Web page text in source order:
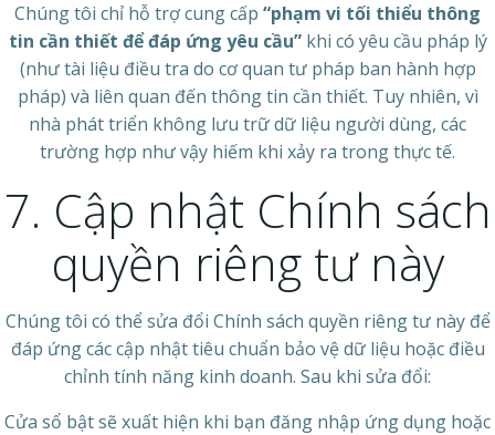
Chúng tôi chỉ hỗ trợ cung cấp “phạm vi tối thiểu thông
tin cần thiết để đáp ứng yêu cầu”khi có yêu cầu pháp lý
(như tài liệu điều tra do cơ quan tư pháp ban hành hợp
pháp) và liên quan đến thông tin cần thiết. Tuy nhiên, vì
nhà phát triển không lưu trữ dữ liệu người dùng, các
trường hợp như vậy hiếm khi xảy ra trong thực tế.
7. Cập nhật Chính sách
quyền riêng tư này
Chúng tôi có thể sửa đổi Chính sách quyền riêng tư này để
đáp ứng các cập nhật tiêu chuẩn bảo vệ dữ liệu hoặc điều
chỉnh tính năng kinh doanh. Sau khi sửa đổi:
Cửa sổ bật sẽ xuất hiện khi bạn đăng nhập ứng dụng hoặc